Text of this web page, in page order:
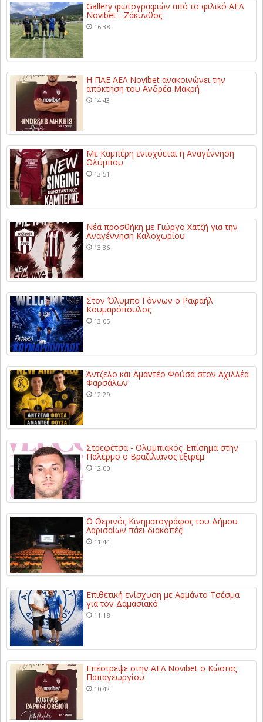
Gallery φωτογραφιών από το φιλικό ΑΕΛ
Novibet - Ζάκυνθος
16:38
Η ΠΑΕ ΑΕΛ Novibet ανακοινώνει την
απόκτηση του Ανδρέα Μακρή
14:43
Με Καμπέρη ενισχύεται η Αναγέννηση
Ολύμπου
13:51
Νέα προσθήκη με Γιώργο Χατζή για την
Αναγέννηση Καλοχωρίου
13:36
Στον Όλυμπο Γόννων ο Ραφαήλ
Κουμαρόπουλος
13:05
Άντζελο και Αμαντέο Φούσα στον Αχιλλέα
Φαρσάλων
12:29
Στρεφέτσα - Ολυμπιακός: Επίσημα στην
Παλέρμο ο Βραζιλιάνος εξτρέμ
12:00
Ο Θερινός Κινηματογράφος του Δήμου
Λαρισαίων πάει διακοπές!
11:44
Επιθετική ενίσχυση με Αρμάντο Τσέσμα
για τον Δαμασιακό
11:18
Επέστρεψε στην ΑΕΛ Novibet ο Κώστας
Παπαγεωργίου
10:42